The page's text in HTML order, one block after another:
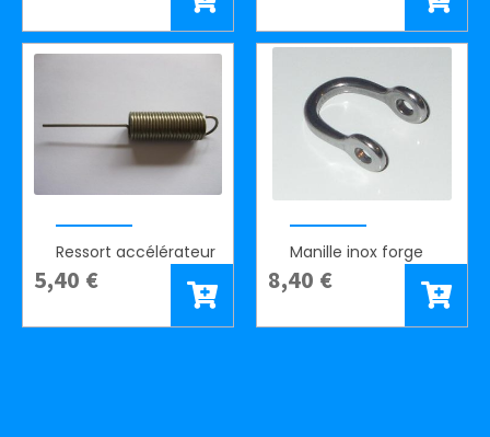
Ressort accélérateur
5,40 €
Manille inox forge
8,40 €